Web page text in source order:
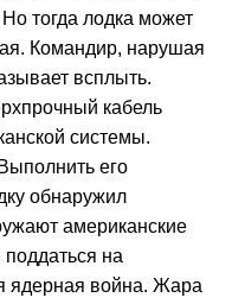
тогда лодка может
Командир, нарушая
всплыть.
кабель
системы.
его
обнаружил
американские
на
ядерная война. Жара